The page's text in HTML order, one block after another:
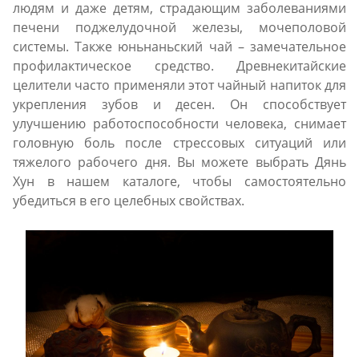
людям и даже детям, страдающим заболеваниями
печени поджелудочной железы, мочеполовой
системы. Также юньнаньский чай – замечательное
профилактическое средство. Древнекитайские
целители часто применяли этот чайный напиток для
укрепления зубов и десен. Он способствует
улучшению работоспособности человека, снимает
головную боль после стрессовых ситуаций или
тяжелого рабочего дня. Вы можете выбрать Дянь
Хун в нашем каталоге, чтобы самостоятельно
убедиться в его целебных свойствах.